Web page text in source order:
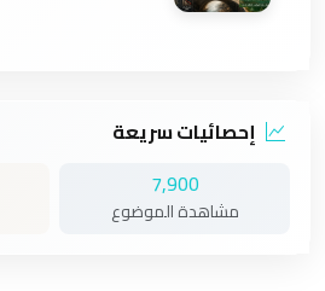
إحصائيات سريعة
7,900
مشاهدة الموضوع